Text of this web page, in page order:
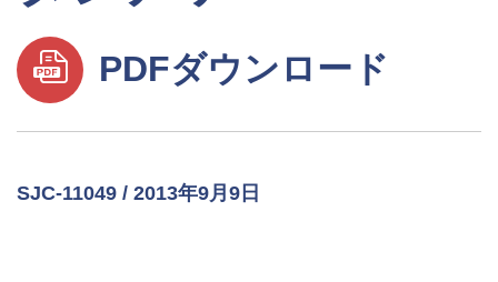
PDFダウンロード
SJC-11049 / 2013年9月9日